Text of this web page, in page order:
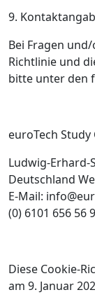
9.
Bei Fragen
Richtlinie und
bitte unter den
euroTech Study
Ludwig-Erhard-
Deutschland
E-Mail:
(0) 6101 656 56
Diese Cookie-
am 9. Januar